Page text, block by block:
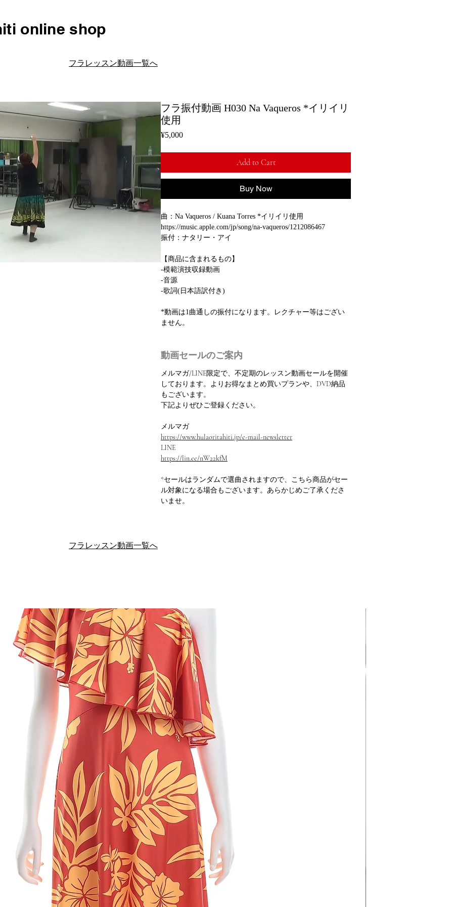
online shop
フラレッスン動画一覧へ
フラ振付動画 H030 Na Vaqueros *イリイリ
使用
¥5,000Price
Add to Cart
Buy Now
曲：Na Vaqueros / Kuana Torres *イリイリ使用
https://music.apple.com/jp/song/na-vaqueros/1212086467
振付：ナタリー・アイ
【商品に含まれるもの】
-模範演技収録動画
-音源
-歌詞(日本語訳付き)
*動画は1曲通しの振付になります。レクチャー等はござい
ません。
動画セールのご案内
メルマガ/LINE限定で、不定期のレッスン動画セールを開催
しております。よりお得なまとめ買いプランや、DVD納品
もございます。
下記よりぜひご登録ください。
メルマガ
https://www.hulaoritahiti.jp/e-mail-newsletter
LINE
https://lin.ee/nW22kfM
*セールはランダムで選曲されますので、こちら商品がセー
ル対象になる場合もございます。あらかじめご了承くださ
いませ。
フラレッスン動画一覧へ